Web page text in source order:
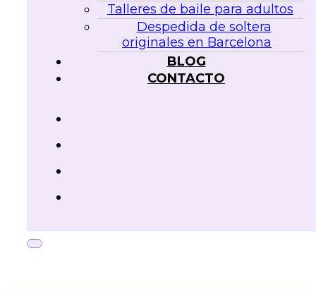
Talleres de baile para adultos
Despedida de soltera
originales en Barcelona
BLOG
CONTACTO